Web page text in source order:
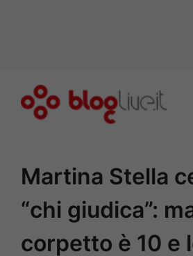
Martina Stella
“chi giudica”:
corpetto è 10 e